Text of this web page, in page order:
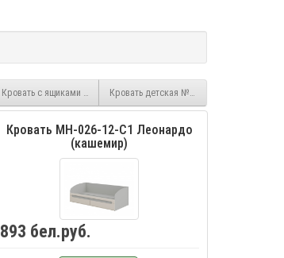
Кровать с ящиками Макс 120х200Кровать детская № 3 Макс
Кровать МН-026-12-C1 Леонардо
(кашемир)
893 бел.руб.